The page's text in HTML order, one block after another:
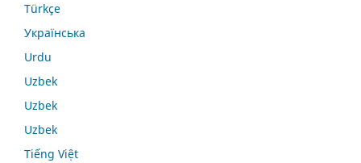
Türkçe
Українська
Urdu
Uzbek
Uzbek
Uzbek
Tiếng Việt